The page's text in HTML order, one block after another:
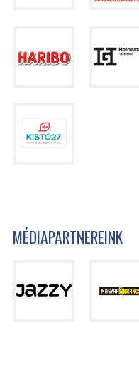
MÉDIAPARTNEREINK